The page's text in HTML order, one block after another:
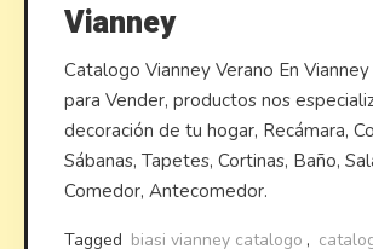
Vianney
Catalogo Vianney Verano En
para Vender, productos nos
decoración de tu hogar, Recámara,
Sábanas, Tapetes, Cortinas, Baño,
Comedor, Antecomedor.
Tagged biasi vianney catalogo ,